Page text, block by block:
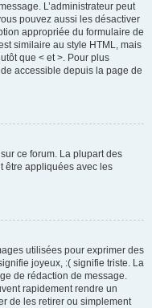
L’administrateur peut
pouvez aussi les désactiver
appropriée du formulaire de
similaire au style HTML, mais
que < et >. Pour plus
accessible depuis la page de
ce forum. La plupart des
être appliquées avec les
utilisées pour exprimer des
joyeux, :( signifie triste. La
de rédaction de message.
rapidement rendre un
de les retirer ou simplement